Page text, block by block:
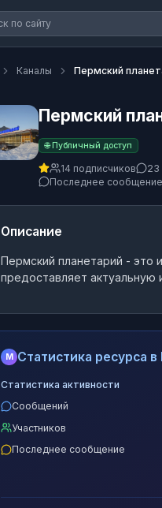
Каналы Пермский
Пермский
🌐 Публичный доступ
14 подписчиков 23
Последнее сообщение
Описание
Пермский планетарий - это
предоставляет
M Статистика ресурса в
Статистика активности
Сообщений
Участников
Последнее сообщение